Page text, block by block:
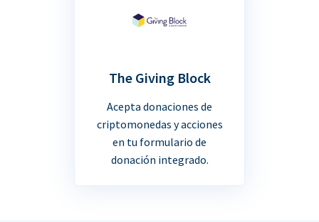
The Giving Block
Acepta donaciones de
criptomonedas y acciones
en tu formulario de
donación integrado.